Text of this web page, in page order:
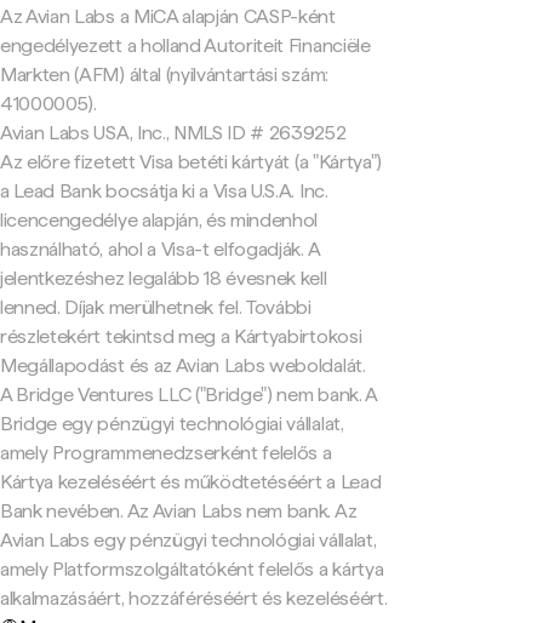
Az Avian Labs a MiCA alapján CASP-ként
engedélyezett a holland Autoriteit Financiële
Markten (AFM) által (nyilvántartási szám:
41000005).
Avian Labs USA, Inc., NMLS ID # 2639252
Az előre fizetett Visa betéti kártyát (a "Kártya")
a Lead Bank bocsátja ki a Visa U.S.A. Inc.
licencengedélye alapján, és mindenhol
használható, ahol a Visa-t elfogadják. A
jelentkezéshez legalább 18 évesnek kell
lenned. Díjak merülhetnek fel. További
részletekért tekintsd meg a Kártyabirtokosi
Megállapodást és az Avian Labs weboldalát.
A Bridge Ventures LLC ("Bridge") nem bank. A
Bridge egy pénzügyi technológiai vállalat,
amely Programmenedzserként felelős a
Kártya kezeléséért és működtetéséért a Lead
Bank nevében. Az Avian Labs nem bank. Az
Avian Labs egy pénzügyi technológiai vállalat,
amely Platformszolgáltatóként felelős a kártya
alkalmazásáért, hozzáféréséért és kezeléséért.